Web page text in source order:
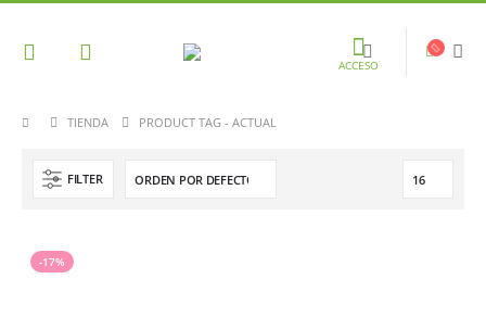
ACCESO
TIENDA PRODUCT TAG - ACTUAL
FILTER
-17%